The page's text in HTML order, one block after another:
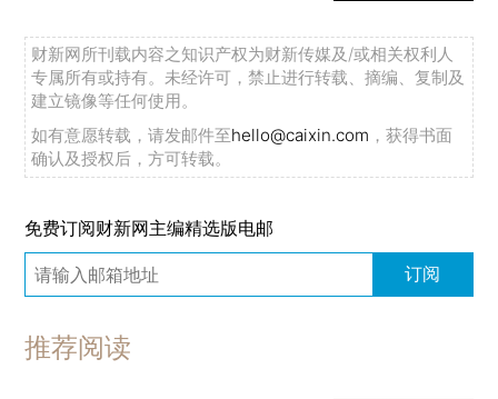
财新网所刊载内容之知识产权为财新传媒及/或相关权利人
专属所有或持有。未经许可，禁止进行转载、摘编、复制及
建立镜像等任何使用。
如有意愿转载，请发邮件至hello@caixin.com ，获得书面
确认及授权后，方可转载。
免费订阅财新网主编精选版电邮
订阅
推荐阅读